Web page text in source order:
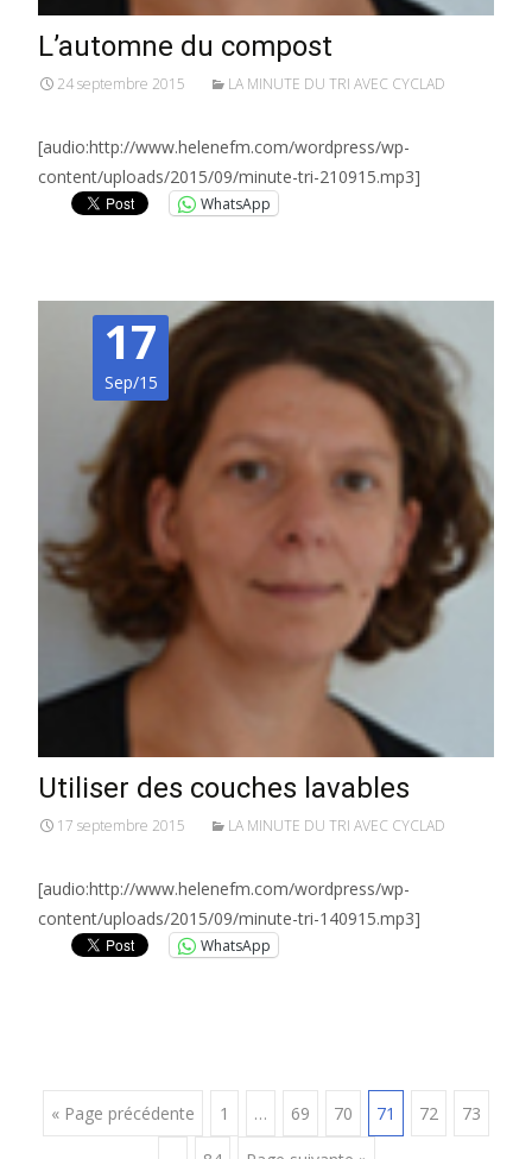
L’automne du compost
24 septembre 2015 LA MINUTE DU TRI AVEC CYCLAD
[audio:http://www.helenefm.com/wordpress/wp-
content/uploads/2015/09/minute-tri-210915.mp3]
WhatsApp
17
Sep/15
Utiliser des couches lavables
17 septembre 2015 LA MINUTE DU TRI AVEC CYCLAD
[audio:http://www.helenefm.com/wordpress/wp-
content/uploads/2015/09/minute-tri-140915.mp3]
WhatsApp
Posts
« Page précédente 1 … 69 70 71 72 73